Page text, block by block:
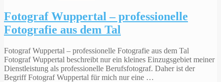
Fotograf Wuppertal – professionelle
Fotografie aus dem Tal
Fotograf Wuppertal – professionelle Fotografie aus dem Tal
Fotograf Wuppertal beschreibt nur ein kleines Einzugsgebiet meiner
Dienstleistung als professionelle Berufsfotograf. Daher ist der
Begriff Fotograf Wuppertal für mich nur eine …